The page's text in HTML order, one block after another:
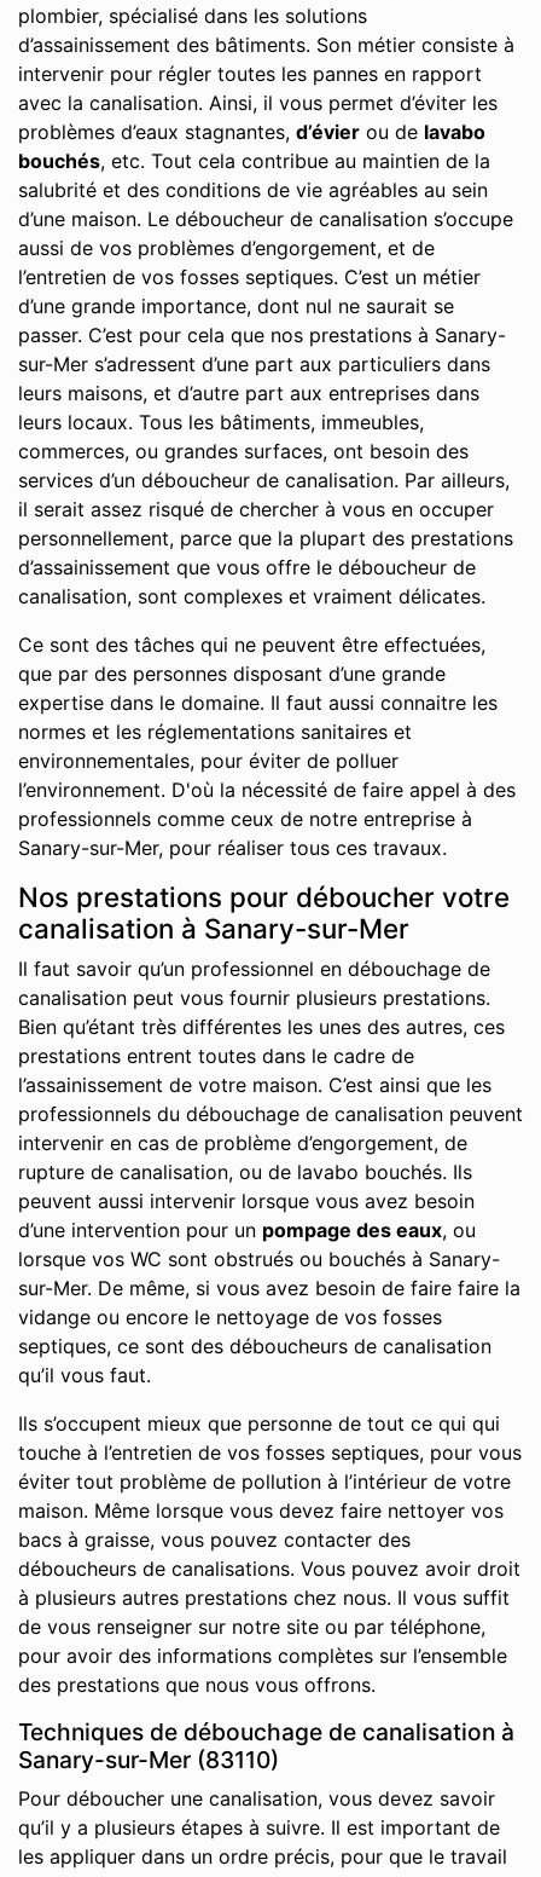
plombier, spécialisé dans les solutions
d’assainissement des bâtiments. Son métier consiste à
intervenir pour régler toutes les pannes en rapport
avec la canalisation. Ainsi, il vous permet d’éviter les
problèmes d’eaux stagnantes, d’évier ou de lavabo
bouchés, etc. Tout cela contribue au maintien de la
salubrité et des conditions de vie agréables au sein
d’une maison. Le déboucheur de canalisation s’occupe
aussi de vos problèmes d’engorgement, et de
l’entretien de vos fosses septiques. C’est un métier
d’une grande importance, dont nul ne saurait se
passer. C’est pour cela que nos prestations à Sanary-
sur-Mer s’adressent d’une part aux particuliers dans
leurs maisons, et d’autre part aux entreprises dans
leurs locaux. Tous les bâtiments, immeubles,
commerces, ou grandes surfaces, ont besoin des
services d’un déboucheur de canalisation. Par ailleurs,
il serait assez risqué de chercher à vous en occuper
personnellement, parce que la plupart des prestations
d’assainissement que vous offre le déboucheur de
canalisation, sont complexes et vraiment délicates.
Ce sont des tâches qui ne peuvent être effectuées,
que par des personnes disposant d’une grande
expertise dans le domaine. Il faut aussi connaitre les
normes et les réglementations sanitaires et
environnementales, pour éviter de polluer
l’environnement. D'où la nécessité de faire appel à des
professionnels comme ceux de notre entreprise à
Sanary-sur-Mer, pour réaliser tous ces travaux.
Nos prestations pour déboucher votre
canalisation à Sanary-sur-Mer
Il faut savoir qu’un professionnel en débouchage de
canalisation peut vous fournir plusieurs prestations.
Bien qu’étant très différentes les unes des autres, ces
prestations entrent toutes dans le cadre de
l’assainissement de votre maison. C’est ainsi que les
professionnels du débouchage de canalisation peuvent
intervenir en cas de problème d’engorgement, de
rupture de canalisation, ou de lavabo bouchés. Ils
peuvent aussi intervenir lorsque vous avez besoin
d’une intervention pour un pompage des eaux, ou
lorsque vos WC sont obstrués ou bouchés à Sanary-
sur-Mer. De même, si vous avez besoin de faire faire la
vidange ou encore le nettoyage de vos fosses
septiques, ce sont des déboucheurs de canalisation
qu’il vous faut.
Ils s’occupent mieux que personne de tout ce qui qui
touche à l’entretien de vos fosses septiques, pour vous
éviter tout problème de pollution à l’intérieur de votre
maison. Même lorsque vous devez faire nettoyer vos
bacs à graisse, vous pouvez contacter des
déboucheurs de canalisations. Vous pouvez avoir droit
à plusieurs autres prestations chez nous. Il vous suffit
de vous renseigner sur notre site ou par téléphone,
pour avoir des informations complètes sur l’ensemble
des prestations que nous vous offrons.
Techniques de débouchage de canalisation à
Sanary-sur-Mer (83110)
Pour déboucher une canalisation, vous devez savoir
qu’il y a plusieurs étapes à suivre. Il est important de
les appliquer dans un ordre précis, pour que le travail